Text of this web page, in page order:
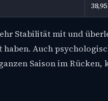
38,95
Stabilität mit und
Auch
Saison im Rücken,